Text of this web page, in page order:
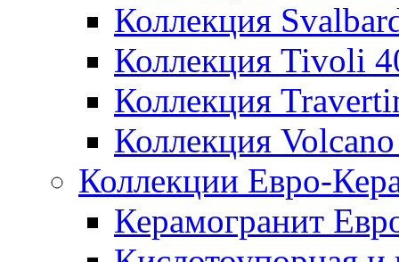
Коллекция
Коллекция Tivoli
Коллекция
Коллекция
Коллекции Евро-
Керамогранит